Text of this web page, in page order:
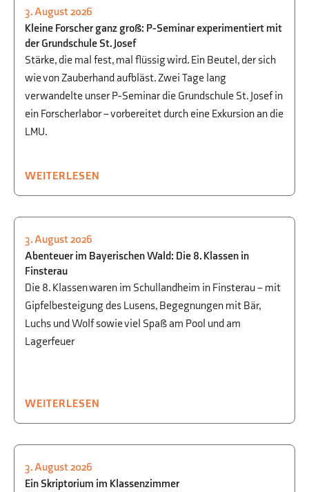
CHEMIE,P-/W-SEMINAR
3. August 2026
Kleine Forscher ganz groß: P-Seminar experimentiert mit
der Grundschule St. Josef
Stärke, die mal fest, mal flüssig wird. Ein Beutel, der sich
wie von Zauberhand aufbläst. Zwei Tage lang
verwandelte unser P-Seminar die Grundschule St. Josef in
ein Forscherlabor – vorbereitet durch eine Exkursion an die
LMU.
WEITERLESEN
AUSFLÜGE
3. August 2026
Abenteuer im Bayerischen Wald: Die 8. Klassen in
Finsterau
Die 8. Klassen waren im Schullandheim in Finsterau – mit
Gipfelbesteigung des Lusens, Begegnungen mit Bär,
Luchs und Wolf sowie viel Spaß am Pool und am
Lagerfeuer
WEITERLESEN
GESELLSCHAFTSWISSENSCHAFTEN
3. August 2026
Ein Skriptorium im Klassenzimmer